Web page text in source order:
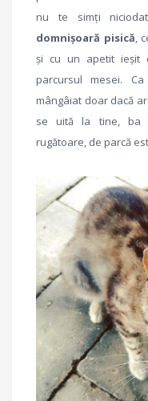
nu te simți
domnișoară pisică,
și cu un apetit ieșit
parcursul mesei.
mângâiat doar dacă
se uită la tine, ba
rugătoare, de parcă